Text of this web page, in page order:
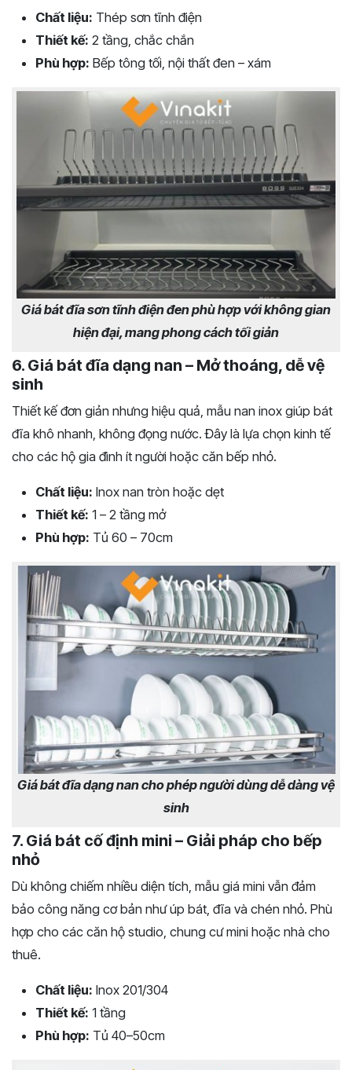
Chất liệu: Thép sơn tĩnh điện
Thiết kế: 2 tầng, chắc chắn
Phù hợp: Bếp tông tối, nội thất đen – xám
Giá bát đĩa sơn tĩnh điện đen phù hợp với không gian
hiện đại, mang phong cách tối giản
6. Giá bát đĩa dạng nan – Mở thoáng, dễ vệ
sinh
Thiết kế đơn giản nhưng hiệu quả, mẫu nan inox giúp bát
đĩa khô nhanh, không đọng nước. Đây là lựa chọn kinh tế
cho các hộ gia đình ít người hoặc căn bếp nhỏ.
Chất liệu: Inox nan tròn hoặc dẹt
Thiết kế: 1 – 2 tầng mở
Phù hợp: Tủ 60 – 70cm
Giá bát đĩa dạng nan cho phép người dùng dễ dàng vệ
sinh
7. Giá bát cố định mini – Giải pháp cho bếp
nhỏ
Dù không chiếm nhiều diện tích, mẫu giá mini vẫn đảm
bảo công năng cơ bản như úp bát, đĩa và chén nhỏ. Phù
hợp cho các căn hộ studio, chung cư mini hoặc nhà cho
thuê.
Chất liệu: Inox 201/304
Thiết kế: 1 tầng
Phù hợp: Tủ 40–50cm